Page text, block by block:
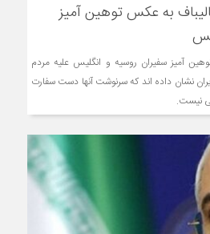
به عکس توهین آمیز
آمیز سفیران روسیه و انگلیس علیه مردم
نشان داده اند که سرنوشت آنها دست سفارت
نیست.